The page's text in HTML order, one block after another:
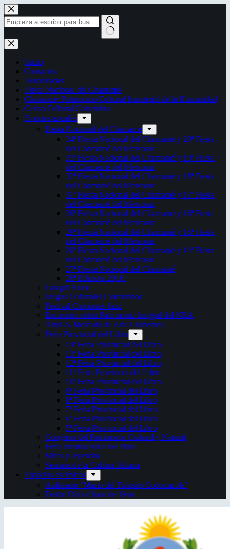
Saltar
al
contenido
Sin
resultados
Inicio
Contactos
Autoridades
Fiesta Nacional del Chamamé
Chamamé: Patrimonio Cultural Inmaterial de la Humanidad
Censo Cultural Correntino
Eventos anuales
Fiesta Nacional del Chamamé
34ª Fiesta Nacional del Chamamé y 20ª Fiesta
del Chamamé del Mercosur
33ª Fiesta Nacional del Chamamé y 19ª Fiesta
del Chamamé del Mercosur
32ª Fiesta Nacional del Chamamé y 18ª Fiesta
del Chamamé del Mercosur
31ª Fiesta Nacional del Chamamé y 17ª Fiesta
del Chamamé del Mercosur
30ª Fiesta Nacional del Chamamé y 16ª Fiesta
del Chamamé del Mercosur
29ª Fiesta Nacional del Chamamé y 15ª Fiesta
del Chamamé del Mercosur
28ª Fiesta Nacional del Chamamé y 14ª Fiesta
del Chamamé del Mercosur
27ª Fiesta Nacional del Chamamé
26ª Edición. 2016.
Taragüi Rock
Juegos Culturales Correntinos
Festival Corrientes Jazz
Encuentro sobre Patrimonio Integral del NEA
ArteCo. Mercado de Arte Corrientes
Feria Provincial del Libro
14ª Feria Provincial del Libro
13ª Feria Provincial del Libro
12ª Feria Provincial del Libro
11ª Feria Provincial del Libro
10ª Feria Provincial del Libro
9ª Feria Provincial del Libro
8ª Feria Provincial del Libro
7ª Feria Provincial del Libro
6ª Feria Provincial del Libro
5ª Feria Provincial del Libro
Congreso del Patrimonio Cultural y Natural
Feria Internacional del libro
Mitos y leyendas
Semana de la Cultura Italiana
Espacios escénicos
Anfiteatro “Mario del Tránsito Cocomarola”
Teatro Oficial Juan de Vera